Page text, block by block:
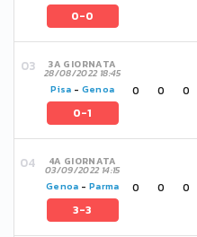
0-0
3A GIORNATA
28/08/2022 18:45
Pisa - Genoa
0-1
0 0 0
4A GIORNATA
03/09/2022 14:15
Genoa - Parma
3-3
0 0 0